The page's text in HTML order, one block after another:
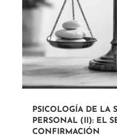
PSICOLOGÍA DE LA
PERSONAL (II): EL
CONFIRMACIÓN